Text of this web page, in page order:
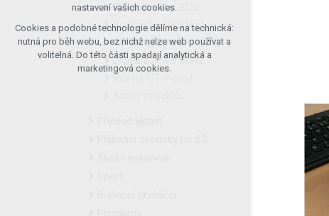
Rekonstrukce 2020
Doučování žáků škol
OP JAK Šablony I
Digitalizujeme školu
Přijmout všechny cookies
Odmítnout vše
nastavení vašich cookies.
Cookies a podobné technologie dělíme na technická:
nutná pro běh webu, bez nichž nelze web používat a
volitelná. Do této části spadají analytická a
marketingová cookies.